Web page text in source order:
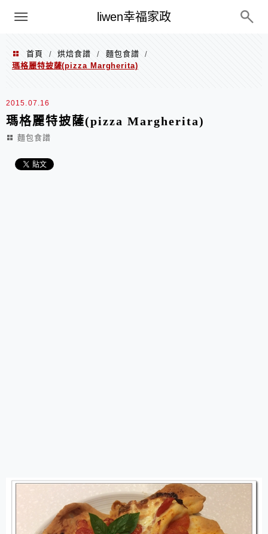
liwen幸福家政
menu
首頁 / 烘焙食譜 / 麵包食譜
/
瑪格麗特披薩(pizza Margherita)
2015.07.16
瑪格麗特披薩(pizza Margherita)
麵包食譜